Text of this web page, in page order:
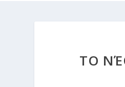
ΤΟ